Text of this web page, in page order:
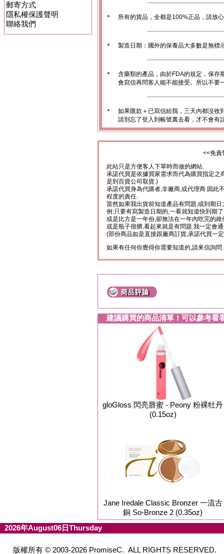
郵寄方式
隱私權保護聲明
聯絡我們
＊ 所有的貨品，全都是100%正品，請放
＊ 製造日期：國外的保養品大多數是無標
＊
含藥類的產品，由於FDA的規定，保存
會寫信再問客人能不能接受。所以不要
＊
如果匯款＋已寫信給我，三天內都沒收
請別忘了登入到帳號裏去看，才不會有
<<免責
此站只是方便客人下單時而做的網站.
承諾代買是依據買家需求而代為購買指定之
是到百貨公司取貨.)
承諾代買身為代購者,非廠商,或代理商.因此
程度的責任.
當然如果我出貨前知道產品有問題,或到期
例:只要有寫製造日期的,一看就知道快到期
或是比方是一年份,卻無法在一年內吃完的維
或是瓶子很髒,看起來就是有問題.我一定會
(部份商品如是直接跟廠商訂貨,承諾代買一
如果有任何你覺得你需要知道的,請來信詢問.
建議購買的商品清單！可以參考看
gloGloss 閃亮唇蜜 - Peony 粉裸牡丹
(0.15oz)
Jane Iredale Classic Bronzer 一流古
銅 So-Bronze 2 (0.35oz)
2026年August06日Thursday
版權所有 © 2003-2026 PromiseC. ALL RIGHTS RESERVED.